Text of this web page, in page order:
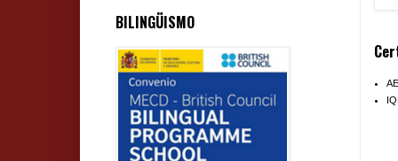
BILINGÜISMO